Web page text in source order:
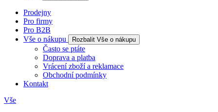
Prodejny
Pro firmy
Pro B2B
Vše o nákupu
Rozbalit Vše o nákupu
Často se ptáte
Doprava a platba
Vrácení zboží a reklamace
Obchodní podmínky
Kontakt
Vše